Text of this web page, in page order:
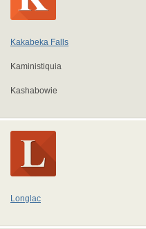
Kakabeka Falls
Kaministiquia
Kashabowie
Longlac